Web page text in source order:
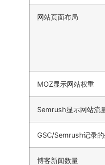
网站页面布局
MOZ显示网站权重
Semrush显示网站流
GSC/Semrush记录
博客新闻数量